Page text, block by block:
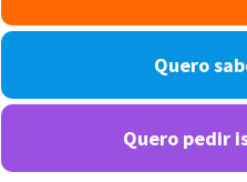
Quero
Quero pedir